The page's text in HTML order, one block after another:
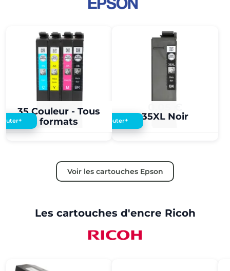
35 Couleur - Tous
formats
0,05 €
+ 35XL Noir
Ajouter+
Voir les cartouches Epson
Les cartouches d'encre Ricoh